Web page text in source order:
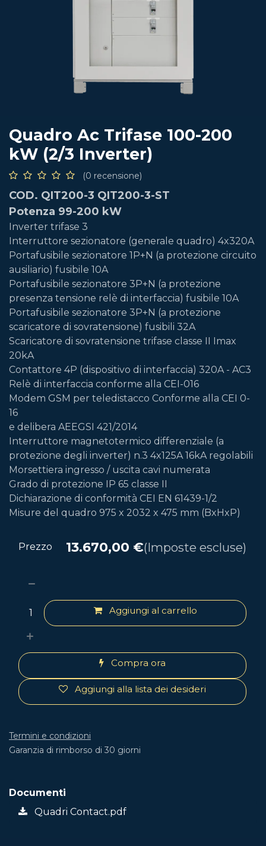
Quadro Ac Trifase 100-200
kW (2/3 Inverter)
(0 recensione)
COD. QIT200-3 QIT200-3-ST
Potenza 99-200 kW
Inverter trifase 3
Interruttore sezionatore (generale quadro) 4x320A
Portafusibile sezionatore 1P+N (a protezione circuito
ausiliario) fusibile 10A
Portafusibile sezionatore 3P+N (a protezione
presenza tensione relè di interfaccia) fusibile 10A
Portafusibile sezionatore 3P+N (a protezione
scaricatore di sovratensione) fusibili 32A
Scaricatore di sovratensione trifase classe II Imax
20kA
Contattore 4P (dispositivo di interfaccia) 320A - AC3
Relè di interfaccia conforme alla CEI-016
Modem GSM per teledistacco Conforme alla CEI 0-
16
e delibera AEEGSI 421/2014
Interruttore magnetotermico differenziale (a
protezione degli inverter) n.3 4x125A 16kA regolabili
Morsettiera ingresso / uscita cavi numerata
Grado di protezione IP 65 classe II
Dichiarazione di conformità CEI EN 61439-1/2
Misure del quadro 975 x 2032 x 475 mm (BxHxP)
Aggiungi al carrello
Compra ora
Aggiungi alla lista dei desideri
Prezzo 13.670,00 €(Imposte escluse)
Termini e condizioni
Garanzia di rimborso di 30 giorni
Documenti
Quadri Contact.pdf